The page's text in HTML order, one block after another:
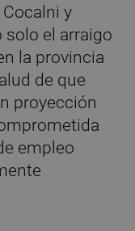
y
solo el arraigo
la provincia
de que
proyección
empleo